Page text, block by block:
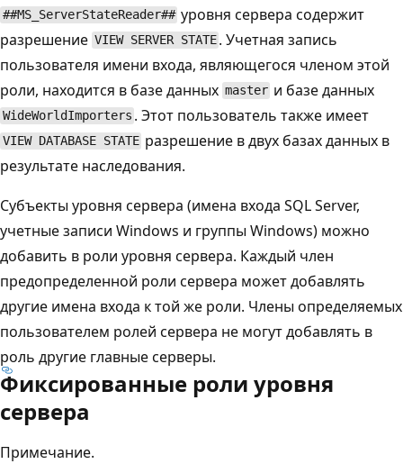
##MS_ServerStateReader## уровня сервера содержит
разрешение VIEW SERVER STATE . Учетная запись
пользователя имени входа, являющегося членом этой
роли, находится в базе данных master и базе данных
WideWorldImporters . Этот пользователь также имеет
VIEW DATABASE STATE разрешение в двух базах данных в
результате наследования.
Субъекты уровня сервера (имена входа SQL Server,
учетные записи Windows и группы Windows) можно
добавить в роли уровня сервера. Каждый член
предопределенной роли сервера может добавлять
другие имена входа к той же роли. Члены определяемых
пользователем ролей сервера не могут добавлять в
роль другие главные серверы.
Фиксированные роли уровня
сервера
Примечание.